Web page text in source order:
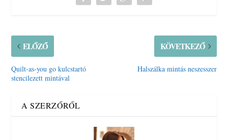
ELŐZŐ
Quilt-as-you go kulcstartó
stencilezett mintával
KÖVETKEZŐ
Halszálka mintás neszesszer
A SZERZŐRŐL